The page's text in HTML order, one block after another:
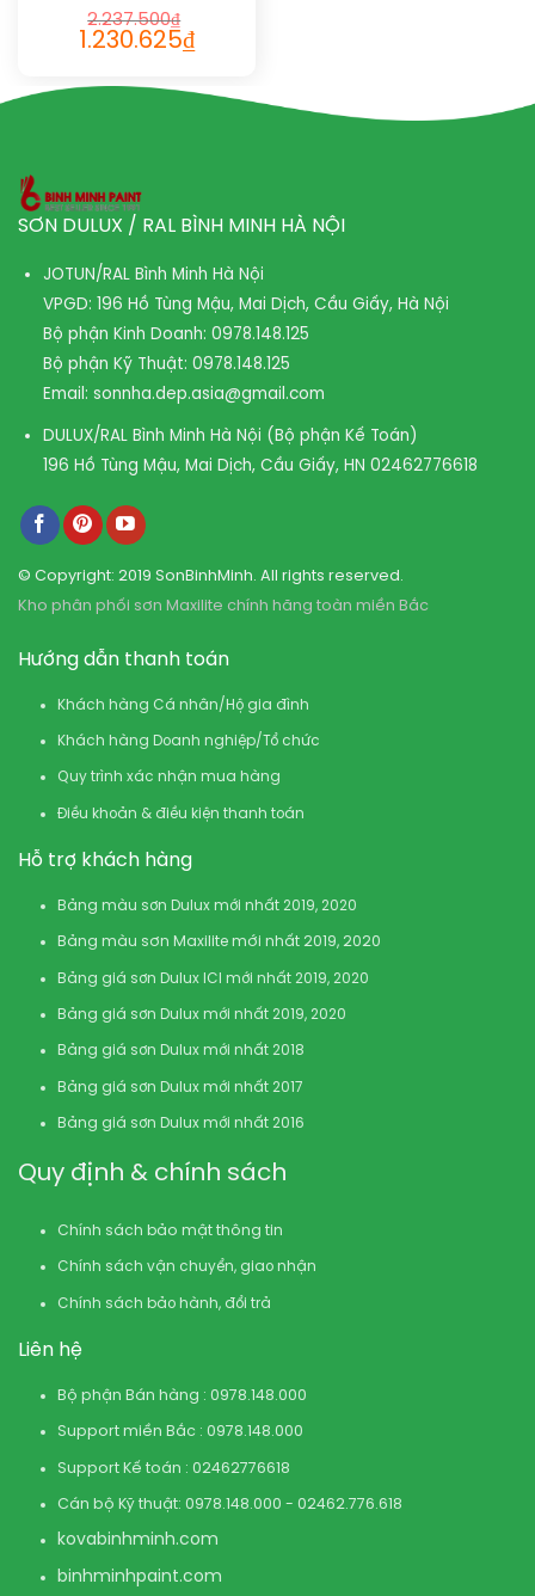
2IN1 1032
2.237.500₫
1.230.625₫
SƠN DULUX / RAL BÌNH MINH HÀ NỘI
JOTUN/RAL Bình Minh Hà Nội
VPGD: 196 Hồ Tùng Mậu, Mai Dịch, Cầu Giấy, Hà Nội
Bộ phận Kinh Doanh: 0978.148.125
Bộ phận Kỹ Thuật: 0978.148.125
Email: sonnha.dep.asia@gmail.com
DULUX/RAL Bình Minh Hà Nội (Bộ phận Kế Toán)
196 Hồ Tùng Mậu, Mai Dịch, Cầu Giấy, HN 02462776618
© Copyright: 2019 SonBinhMinh. All rights reserved.
Kho phân phối sơn Maxilite chính hãng toàn miền Bắc
Hướng dẫn thanh toán
Khách hàng Cá nhân/Hộ gia đình
Khách hàng Doanh nghiệp/Tổ chức
Quy trình xác nhận mua hàng
Điều khoản & điều kiện thanh toán
Hỗ trợ khách hàng
Bảng màu sơn Dulux mới nhất 2019, 2020
Bảng màu sơn Maxilite mới nhất 2019, 2020
Bảng giá sơn Dulux ICI mới nhất 2019, 2020
Bảng giá sơn Dulux mới nhất 2019, 2020
Bảng giá sơn Dulux mới nhất 2018
Bảng giá sơn Dulux mới nhất 2017
Bảng giá sơn Dulux mới nhất 2016
Quy định & chính sách
Chính sách bảo mật thông tin
Chính sách vận chuyển, giao nhận
Chính sách bảo hành, đổi trả
Liên hệ
Bộ phận Bán hàng : 0978.148.000
Support miền Bắc : 0978.148.000
Support Kế toán : 02462776618
Cán bộ Kỹ thuật: 0978.148.000 - 02462.776.618
kovabinhminh.com
binhminhpaint.com